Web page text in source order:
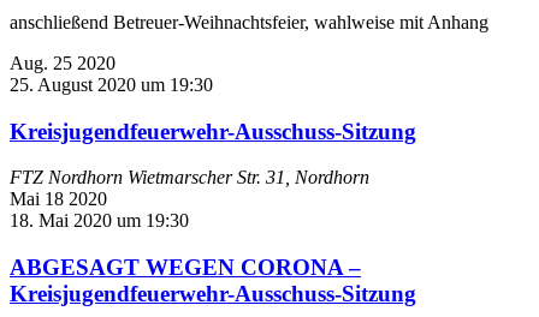
anschließend Betreuer-Weihnachtsfeier, wahlweise mit Anhang
Aug. 25 2020
25. August 2020 um 19:30
Kreisjugendfeuerwehr-Ausschuss-Sitzung
FTZ Nordhorn Wietmarscher Str. 31, Nordhorn
Mai 18 2020
18. Mai 2020 um 19:30
ABGESAGT WEGEN CORONA –
Kreisjugendfeuerwehr-Ausschuss-Sitzung